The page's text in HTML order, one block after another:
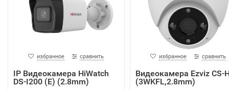
избранное сравнить
IP Видеокамера HiWatch
DS-I200 (E) (2.8mm)
избранное сравнить
Видеокамера Ezviz CS-
(3WKFL,2.8mm)